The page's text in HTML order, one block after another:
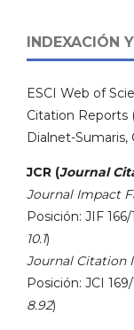
INDEXACIÓN
ESCI Web of
Citation Reports
Dialnet-
JCR (Journal
Journal Impact
Posición: JIF
10.1)
Journal Citation
Posición: JCI
8.92)